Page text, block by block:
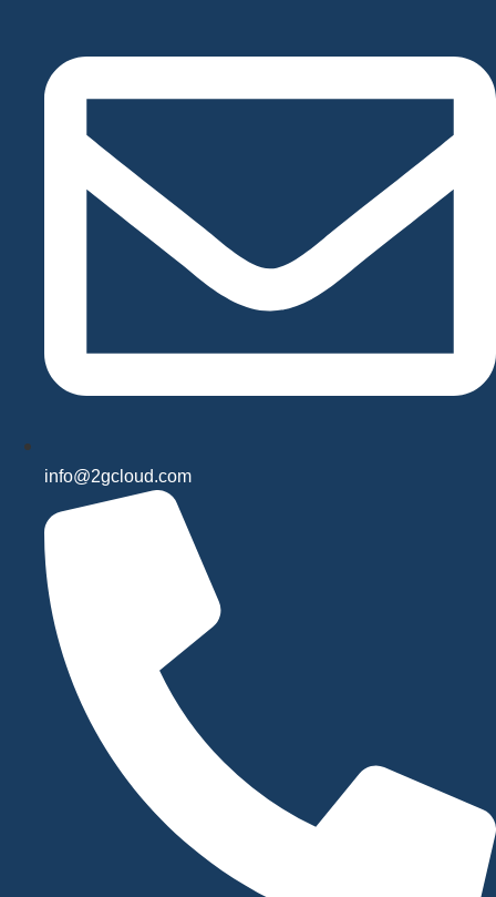
indhold
info@2gcloud.com